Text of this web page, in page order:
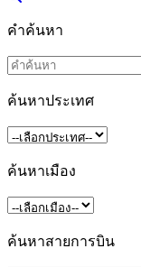
คำค้นหา
ค้นหาประเทศ
ค้นหาเมือง
ค้นหาสายการบิน